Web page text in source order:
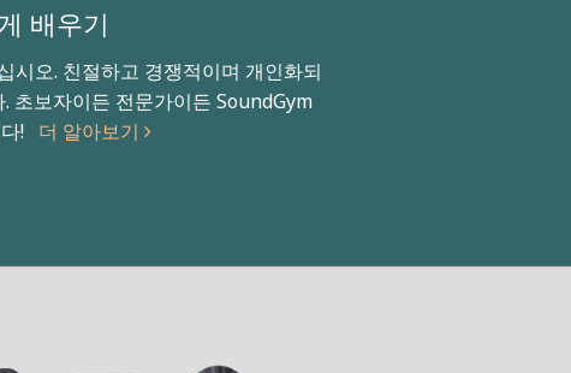
배우기
시오. 친절하고 경쟁적이며 개인화되
초보자이든 전문가이든 SoundGym
! 더 알아보기